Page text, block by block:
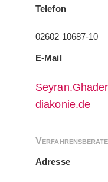
Telefon
02602 10687-10
E-Mail
diakonie.de
Adresse